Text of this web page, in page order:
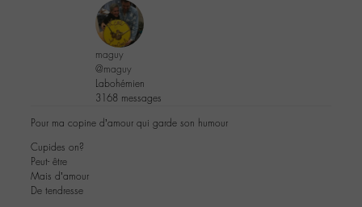
maguy
@maguy
Labohémien
3168 messages
Pour ma copine d’amour qui garde son humour
Cupides on?
Peut- être
Mais d’amour
De tendresse